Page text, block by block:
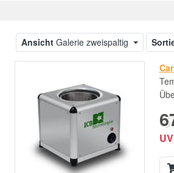
Ansicht Galerie zweispaltig